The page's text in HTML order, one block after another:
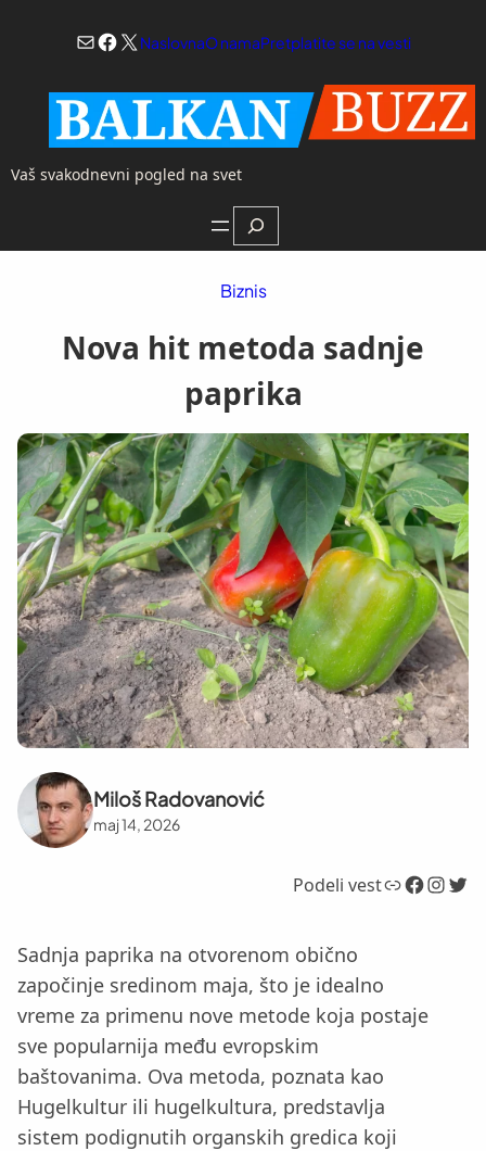
Mail
Facebook
X NaslovnaO namaPretplatite se na vesti
Vaš svakodnevni pogled na svet
Search
Biznis
Nova hit metoda sadnje
paprika
Miloš Radovanović
maj 14, 2026
Podeli vestLink Facebook InstagramTwitter
Sadnja paprika na otvorenom obično
započinje sredinom maja, što je idealno
vreme za primenu nove metode koja postaje
sve popularnija među evropskim
baštovanima. Ova metoda, poznata kao
Hugelkultur ili hugelkultura, predstavlja
sistem podignutih organskih gredica koji